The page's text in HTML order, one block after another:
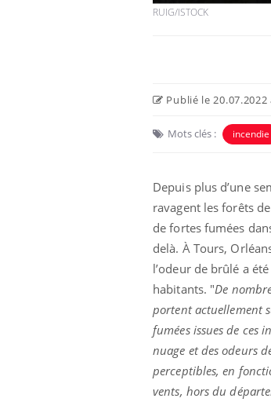
RUIG/ISTOCK
Publié le 20.07.2022
Mots clés : incendie
Depuis plus d’une
ravagent les forêts
de fortes fumées
delà. À Tours,
l’odeur de brûlé a
habitants. "De
portent actuellement
fumées issues de ces
nuage et des odeurs
perceptibles, en
vents, hors du
Eczéma Chronique des
expliquer ma maladie
d'autres non ! D'un côté, poser
questions sur la maladie d'un